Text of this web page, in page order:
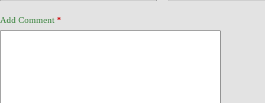
Add Comment *